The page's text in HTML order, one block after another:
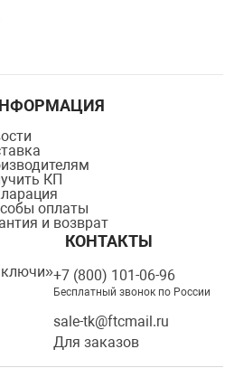
КП
оплаты
и возврат
ключи»
КОНТАКТЫ
+7 (800) 101-06-96
Бесплатный звонок по России
sale-tk@ftcmail.ru
Для заказов